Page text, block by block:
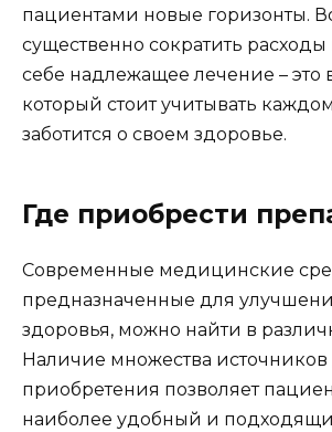
пациентами новые горизонты.
существенно сократить
себе надлежащее лечение – это
который стоит учитывать
заботится о своем здоровье.
Где приобрести
Современные медицинские
предназначенные для
здоровья, можно найти в
Наличие множества источников
приобретения позволяет
наиболее удобный и